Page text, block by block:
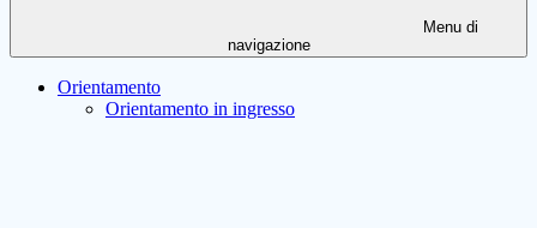
Menu di
navigazione
Orientamento
Orientamento in ingresso